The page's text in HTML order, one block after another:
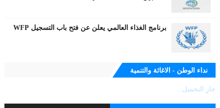
برنامج الغذاء العالمي يعلن عن فتح باب التسجيل WFP
نداء الوطن - الاغاثة والتنمية
جارٍ التحميل...